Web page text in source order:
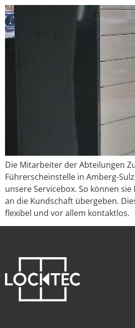
Die Mitarbeiter der Abteilungen
Führerscheinstelle in Amberg-
unsere Servicebox. So können
an die Kundschaft übergeben.
flexibel und vor allem kontaktlos.